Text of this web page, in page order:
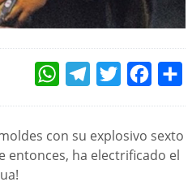
WHATSAPPTELEGRAMTWITTERFACEBOOK
con su explosivo sexto
entonces, ha electrificado el